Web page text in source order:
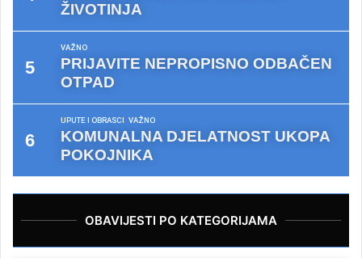
ŽIVOTINJA
VAŽNO
PRIJAVITE NEPROPISNO ODBAČEN
OTPAD
UPUTE I OBRASCI VAŽNO
KOMUNALNA DJELATNOST UKOPA
POKOJNIKA
OBAVIJESTI PO KATEGORIJAMA